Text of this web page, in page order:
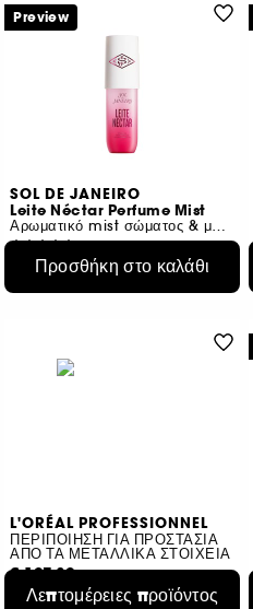
SOL DE JANEIRO
Leite Néctar Perfume Mist
Αρωματικό mist σώματος & μαλλιών
73
€ 25,95
Προσθήκη στο καλάθι
Preview
L'ORÉAL PROFESSIONNEL
ΠΕΡΙΠΟΙΗΣΗ ΓΙΑ ΠΡΟΣΤΑΣΙΑ
ΑΠΟ ΤΑ ΜΕΤΑΛΛΙΚΑ ΣΤΟΙΧΕΙΑ
€ 107,80
4 προϊόντα
Λεπτομέρειες προϊόντος